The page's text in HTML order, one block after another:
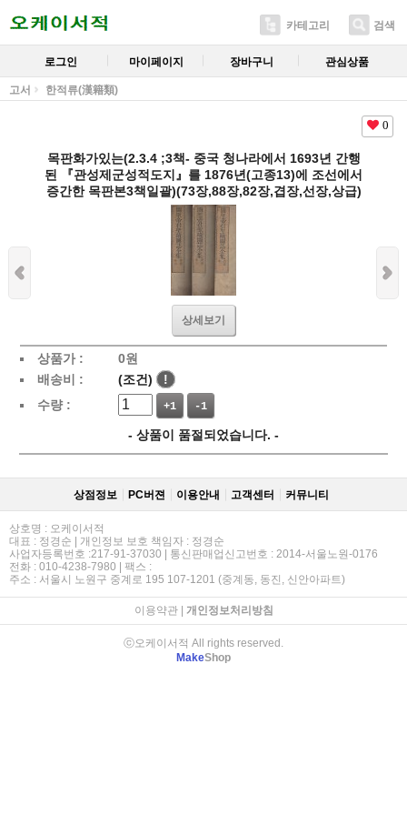
카테고리 검색
로그인 마이페이지 장바구니 관심상품
고서 한적류(漢籍類)
0
목판화가있는(2.3.4 ;3책- 중국 청나라에서 1693년 간행
된 『관성제군성적도지』를 1876년(고종13)에 조선에서
증간한 목판본3책일괄)(73장,88장,82장,겹장,선장,상급)
상세보기
상품가 : 0원
배송비 :
(조건)
!
수량 :
+1 -1
- 상품이 품절되었습니다. -
상점정보 PC버젼 이용안내 고객센터 커뮤니티
상호명 : 오케이서적
대표 : 정경순 | 개인정보 보호 책임자 : 정경순
사업자등록번호 :217-91-37030 | 통신판매업신고번호 : 2014-서울노원-0176
전화 : 010-4238-7980 | 팩스 :
주소 : 서울시 노원구 중계로 195 107-1201 (중계동, 동진, 신안아파트)
이용약관| 개인정보처리방침
ⓒ오케이서적 All rights reserved.
MakeShop